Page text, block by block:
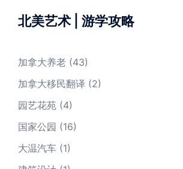
北美艺术 | 游学攻略
加拿大养老 (43)
加拿大移民翻译 (2)
园艺花苑 (4)
国家公园 (16)
大温汽车 (1)